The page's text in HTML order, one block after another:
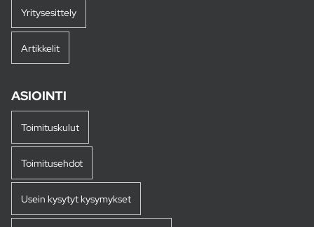
Yritysesittely
Artikkelit
ASIOINTI
Toimituskulut
Toimitusehdot
Usein kysytyt kysymykset